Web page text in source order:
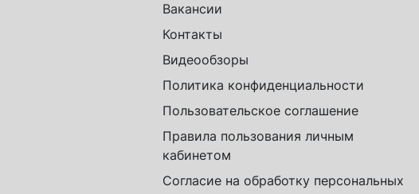
Вакансии
Контакты
Видеообзоры
Политика конфиденциальности
Пользовательское соглашение
Правила пользования личным
кабинетом
Согласие на обработку персональных